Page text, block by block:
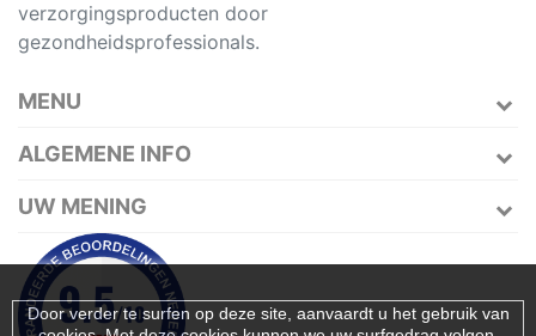
verzorgingsproducten door
gezondheidsprofessionals.
MENU
ALGEMENE INFO
Door verder te surfen op deze site, aanvaardt u het gebruik van
UW MENING